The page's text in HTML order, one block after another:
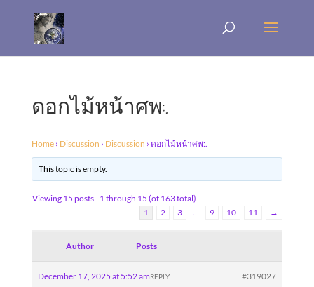
ดอกไม้หน้าศพ:.
Home › Discussion › Discussion › ดอกไม้หน้าศพ:.
This topic is empty.
Viewing 15 posts - 1 through 15 (of 163 total)
1
2 3 … 9 10 11 →
Author Posts
December 17, 2025 at 5:52 am #319027
REPLY